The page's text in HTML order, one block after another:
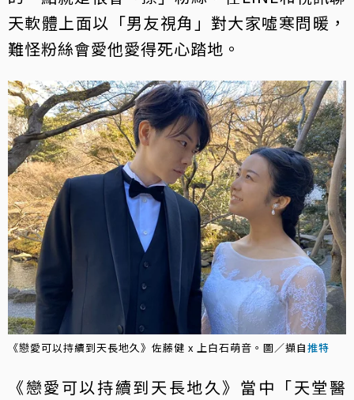
天軟體上面以「男友視角」對大家噓寒問暖，
難怪粉絲會愛他愛得死心踏地。
《戀愛可以持續到天長地久》佐藤健 x 上白石萌音。圖／擷自推特
《戀愛可以持續到天長地久》當中「天堂醫